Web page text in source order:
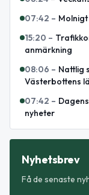
07:42 –
15:20 –
anmärkning
08:06 – Nattlig
Västerbottens
07:42 –
nyheter
Nyhetsbrev
Få de senaste